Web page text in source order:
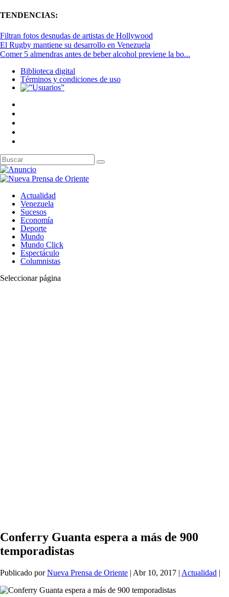
TENDENCIAS:
Filtran fotos desnudas de artistas de Hollywood
El Rugby mantiene su desarrollo en Venezuela
Comer 5 almendras antes de beber alcohol previene la bo...
Biblioteca digital
Términos y condiciones de uso
Actualidad
Venezuela
Sucesos
Economía
Deporte
Mundo
Mundo Click
Espectáculo
Columnistas
Seleccionar página
Conferry Guanta espera a más de 900
temporadistas
Publicado porNueva Prensa de Oriente | Abr 10, 2017 | Actualidad |